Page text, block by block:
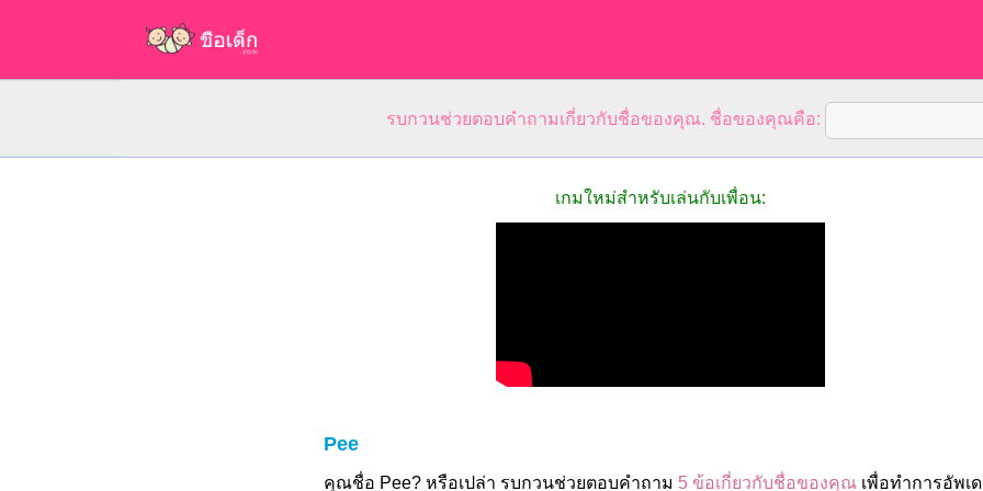
รบกวนช่วยตอบคำถามเกี่ยวกับชื่อของคุณ. ชื่อของคุณคือ:
เกมใหม่สำหรับเล่นกับเพื่อน:
Pee
คุณชื่อ Pee? หรือเปล่า รบกวนช่วยตอบคำถาม 5 ข้อเกี่ยวกับชื่อของคุณเพื่อทำการอัพเ